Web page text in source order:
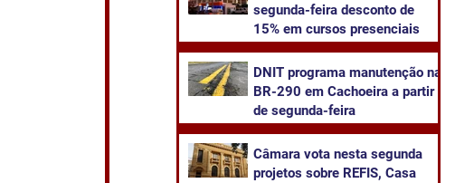
segunda-feira desconto de
15% em cursos presenciais
DNIT programa manutenção na
BR-290 em Cachoeira a partir
de segunda-feira
Câmara vota nesta segunda
projetos sobre REFIS, Casa